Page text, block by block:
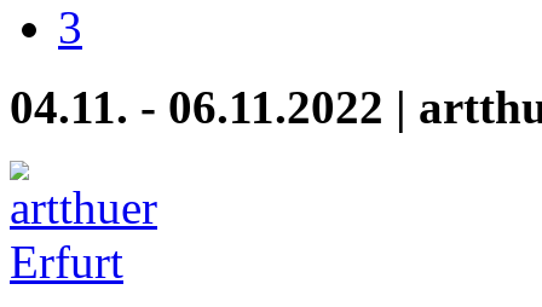
3
04.11. - 06.11.2022 |